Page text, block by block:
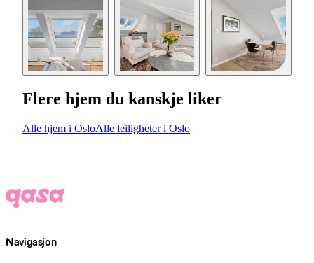
Flere hjem du kanskje liker
Alle hjem i OsloAlle leiligheter i Oslo
Navigasjon